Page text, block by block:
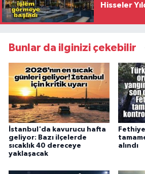
Hisseler
Bunlar da ilginizi çekebilir
İstanbul'da kavurucu hafta
geliyor: Bazı ilçelerde
sıcaklık 40 dereceye
yaklaşacak
alındı